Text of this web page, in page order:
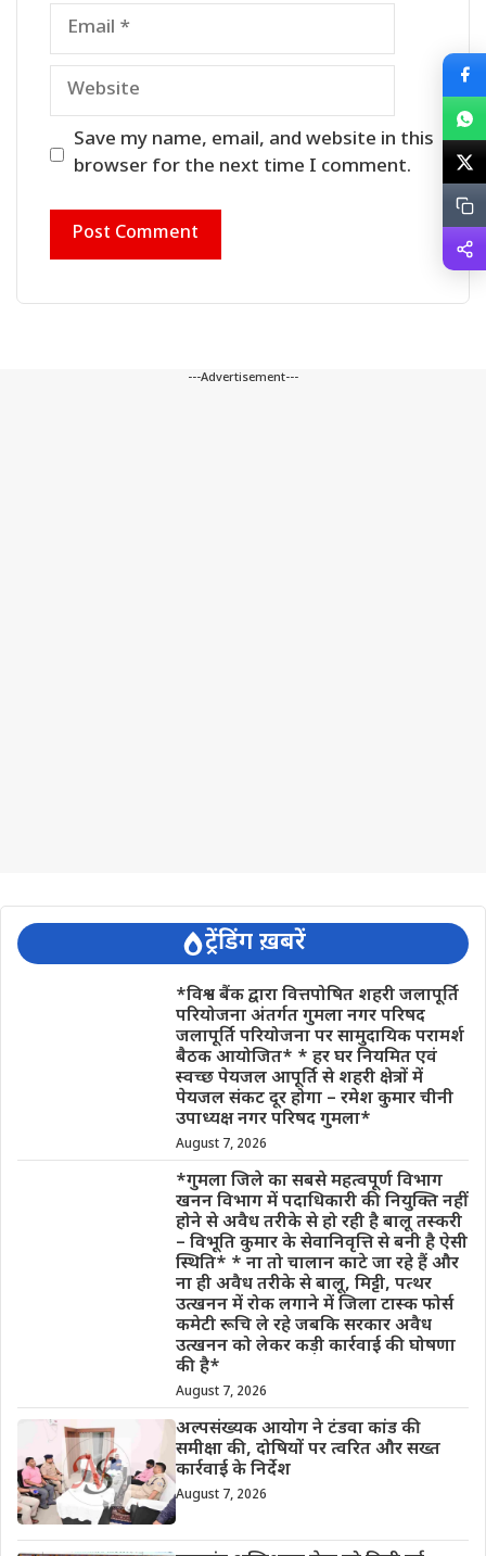
Email
Website
Save my name, email, and website in this
browser for the next time I comment.
---Advertisement---
ट्रेंडिंग ख़बरें
*विश्व बैंक द्वारा वित्तपोषित शहरी जलापूर्ति
परियोजना अंतर्गत गुमला नगर परिषद
जलापूर्ति परियोजना पर सामुदायिक परामर्श
बैठक आयोजित* * हर घर नियमित एवं
स्वच्छ पेयजल आपूर्ति से शहरी क्षेत्रों में
पेयजल संकट दूर होगा – रमेश कुमार चीनी
उपाध्यक्ष नगर परिषद गुमला*
August 7, 2026
*गुमला जिले का सबसे महत्वपूर्ण विभाग
खनन विभाग में पदाधिकारी की नियुक्ति नहीं
होने से अवैध तरीके से हो रही है बालू तस्करी
– विभूति कुमार के सेवानिवृत्ति से बनी है ऐसी
स्थिति* * ना तो चालान काटे जा रहे हैं और
ना ही अवैध तरीके से बालू, मिट्टी, पत्थर
उत्खनन में रोक लगाने में जिला टास्क फोर्स
कमेटी रूचि ले रहे जबकि सरकार अवैध
उत्खनन को लेकर कड़ी कार्रवाई की घोषणा
की है*
August 7, 2026
अल्पसंख्यक आयोग ने टंडवा कांड की
समीक्षा की, दोषियों पर त्वरित और सख्त
कार्रवाई के निर्देश
August 7, 2026